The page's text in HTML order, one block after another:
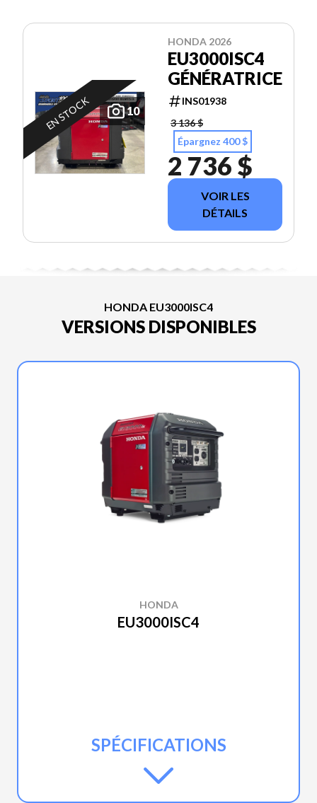
10
EN STOCK
HONDA 2026
EU3000ISC4
GÉNÉRATRICE
INS01938
3 136 $
Épargnez 400 $
2 736 $
VOIR LES
DÉTAILS
HONDA EU3000ISC4
VERSIONS DISPONIBLES
HONDA
EU3000ISC4
SPÉCIFICATIONS